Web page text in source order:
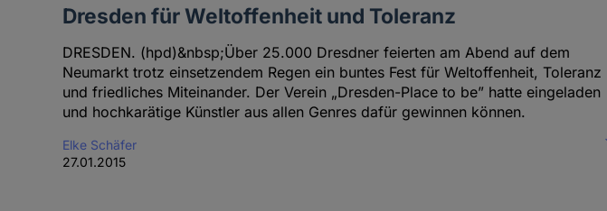
Dresden für Weltoffenheit und Toleranz
DRESDEN. (hpd)&nbsp;Über 25.000 Dresdner feierten am Abend auf dem
Neumarkt trotz einsetzendem Regen ein buntes Fest für Weltoffenheit, Toleranz
und friedliches Miteinander. Der Verein „Dresden-Place to be” hatte eingeladen
und hochkarätige Künstler aus allen Genres dafür gewinnen können.
Elke Schäfer
27.01.2015